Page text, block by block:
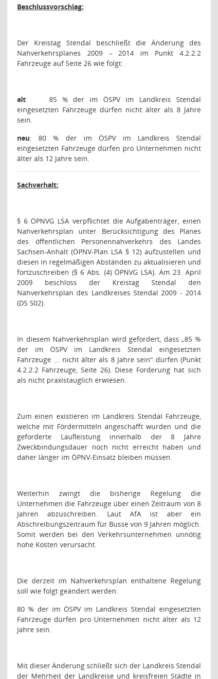
Beschlussvorschlag:
Der Kreistag Stendal beschließt die Änderung des
Nahverkehrsplanes 2009 – 2014 im Punkt 4.2.2.2
Fahrzeuge auf Seite 26 wie folgt:
alt:
85 % der im ÖSPV im Landkreis Stendal
eingesetzten Fahrzeuge dürfen nicht älter als 8 Jahre
sein.
neu: 80 % der im ÖSPV im Landkreis Stendal
eingesetzten Fahrzeuge dürfen pro Unternehmen nicht
älter als 12 Jahre sein.
Sachverhalt:
§ 6 ÖPNVG LSA verpflichtet die Aufgabenträger, einen
Nahverkehrsplan unter Berücksichtigung des Planes
des öffentlichen Personennahverkehrs des Landes
Sachsen-Anhalt (ÖPNV-Plan LSA § 12) aufzustellen und
diesen in regelmäßigen Abständen zu aktualisieren und
fortzuschreiben (§ 6 Abs. (4) ÖPNVG LSA). Am 23. April
2009 beschloss der Kreistag Stendal den
Nahverkehrsplan des Landkreises Stendal 2009 - 2014
(DS 502).
In diesem Nahverkehrsplan wird gefordert, dass „85 %
der im ÖSPV im Landkreis Stendal eingesetzten
Fahrzeuge ... nicht älter als 8 Jahre sein“ dürfen (Punkt
4.2.2.2 Fahrzeuge, Seite 26). Diese Forderung hat sich
als nicht praxistauglich erwiesen.
Zum einen existieren im Landkreis Stendal Fahrzeuge,
welche mit Fördermitteln angeschafft wurden und die
geforderte Laufleistung innerhalb der 8 Jahre
Zweckbindungsdauer noch nicht erreicht haben und
daher länger im ÖPNV-Einsatz bleiben müssen.
Weiterhin zwingt die bisherige Regelung die
Unternehmen die Fahrzeuge über einen Zeitraum von 8
Jahren abzuschreiben. Laut AfA ist aber ein
Abschreibungszeitraum für Busse von 9 Jahren möglich.
Somit werden bei den Verkehrsunternehmen unnötig
hohe Kosten verursacht.
Die derzeit im Nahverkehrsplan enthaltene Regelung
soll wie folgt geändert werden:
80 % der im ÖSPV im Landkreis Stendal eingesetzten
Fahrzeuge dürfen pro Unternehmen nicht älter als 12
Jahre sein.
Mit dieser Änderung schließt sich der Landkreis Stendal
der Mehrheit der Landkreise und kreisfreien Städte in